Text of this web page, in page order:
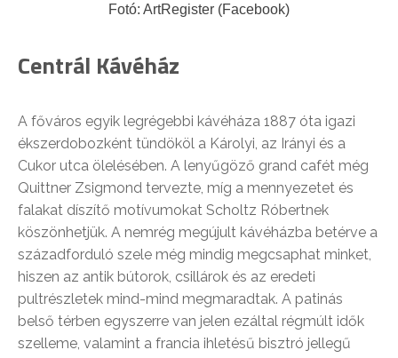
Fotó: ArtRegister (Facebook)
Centrál Kávéház
A főváros egyik legrégebbi kávéháza 1887 óta igazi
ékszerdobozként tündököl a Károlyi, az Irányi és a
Cukor utca ölelésében. A lenyűgöző grand cafét még
Quittner Zsigmond tervezte, míg a mennyezetet és
falakat díszítő motívumokat Scholtz Róbertnek
köszönhetjük. A nemrég megújult kávéházba betérve a
századforduló szele még mindig megcsaphat minket,
hiszen az antik bútorok, csillárok és az eredeti
pultrészletek mind-mind megmaradtak. A patinás
belső térben egyszerre van jelen ezáltal régmúlt idők
szelleme, valamint a francia ihletésű bisztró jellegű